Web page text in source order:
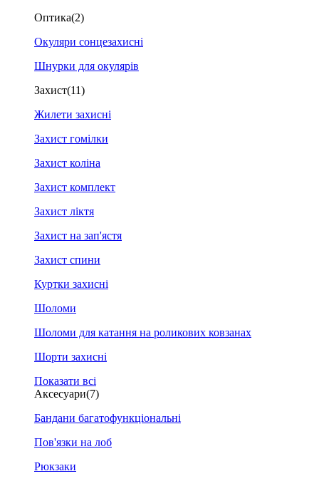
Оптика(2)
Окуляри сонцезахисні
Шнурки для окулярів
Захист(11)
Жилети захисні
Захист гомілки
Захист коліна
Захист комплект
Захист ліктя
Захист на зап'ястя
Захист спини
Куртки захисні
Шоломи
Шоломи для катання на роликових ковзанах
Шорти захисні
Показати всі
Аксесуари(7)
Бандани багатофункціональні
Пов'язки на лоб
Рюкзаки